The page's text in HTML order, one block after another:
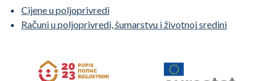
Cijene u poljoprivredi
Računi u poljoprivredi, šumarstvu i životnoj sredini